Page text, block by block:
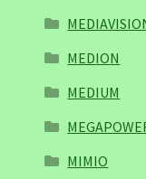
MEDION
MEDIUM
MIMIO